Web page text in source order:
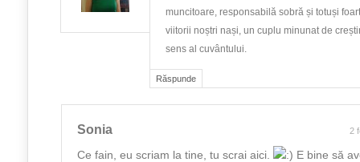
Răspunde
muncitoare, responsabilă sobră și totuși
viitorii noștri nași, un cuplu minunat de
sens al cuvântului.
Sonia 2
Ce fain, eu scriam la tine, tu scrai aici.
E bine să